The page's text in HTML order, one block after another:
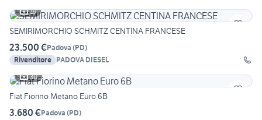
19
SEMIRIMORCHIO SCHMITZ CENTINA FRANCESE
23.500 €Padova (PD)
Rivenditore PADOVA DIESEL
30
Fiat Fiorino Metano Euro 6B
3.680 €Padova (PD)